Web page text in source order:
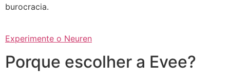
burocracia.
Experimente o Neuren
Porque escolher a Evee?